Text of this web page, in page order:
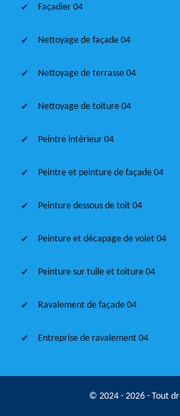
Façadier 04
Nettoyage de façade 04
Nettoyage de terrasse 04
Nettoyage de toiture 04
Peintre intérieur 04
Peintre et peinture de façade 04
Peinture dessous de toit 04
Peinture et décapage de volet 04
Peinture sur tuile et toiture 04
Ravalement de façade 04
Entreprise de ravalement 04
© 2024 - 2026 - Tout